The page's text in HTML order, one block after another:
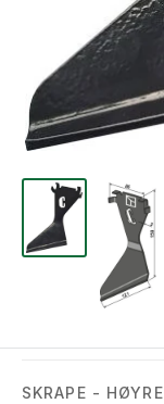
SKRAPE - HØYRE